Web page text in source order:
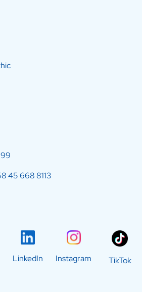
45 668 8113
LinkedIn Instagram TikTok